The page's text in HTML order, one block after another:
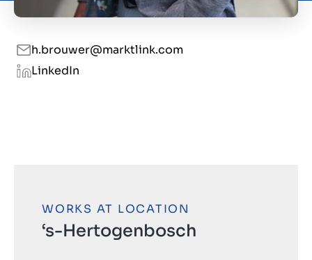
h.brouwer@marktlink.com
LinkedIn
WORKS AT LOCATION
‘s-Hertogenbosch